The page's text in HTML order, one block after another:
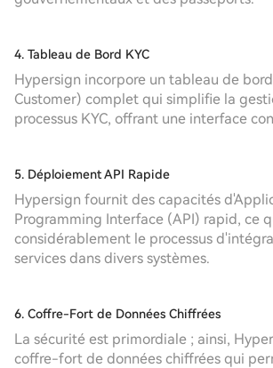
4. Tableau de Bord KYC
Hypersign incorpore un tableau de
Customer) complet qui simplifie la
processus KYC, offrant une interface
5. Déploiement API Rapide
Hypersign fournit des capacités
Programming Interface (API) rapid, ce
considérablement le processus
services dans divers systèmes.
6. Coffre-Fort de Données Chiffrées
La sécurité est primordiale ; ainsi,
coffre-fort de données chiffrées qui